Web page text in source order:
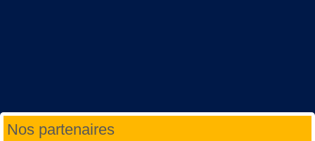
Nos partenaires
Année
précédente
Mois
précédent
Année
suivante
Mois
suivant